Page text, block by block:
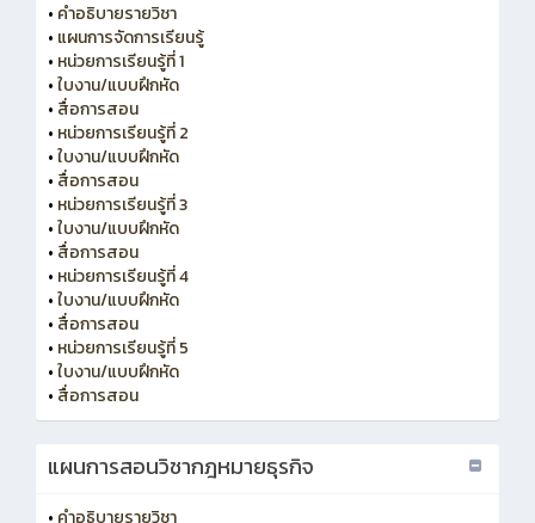
• คำอธิบายรายวิชา
• แผนการจัดการเรียนรู้
• หน่วยการเรียนรู้ที่ 1
•ใบงาน/แบบฝึกหัด
• สื่อการสอน
• หน่วยการเรียนรู้ที่ 2
•ใบงาน/แบบฝึกหัด
• สื่อการสอน
• หน่วยการเรียนรู้ที่ 3
•ใบงาน/แบบฝึกหัด
• สื่อการสอน
• หน่วยการเรียนรู้ที่ 4
•ใบงาน/แบบฝึกหัด
• สื่อการสอน
• หน่วยการเรียนรู้ที่ 5
•ใบงาน/แบบฝึกหัด
• สื่อการสอน
แผนการสอนวิชากฎหมายธุรกิจ
• คำอธิบายรายวิชา